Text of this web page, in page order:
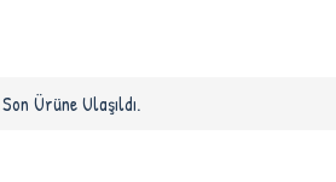
Son Ürüne Ulaşıldı.